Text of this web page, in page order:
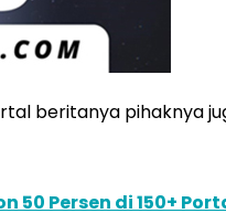
beritanya pihaknya
50 Persen di 150+